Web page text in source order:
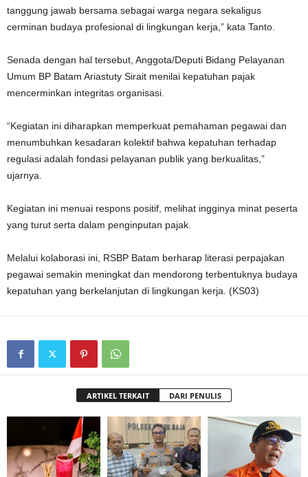
tanggung jawab bersama sebagai warga negara sekaligus
cerminan budaya profesional di lingkungan kerja,” kata Tanto.
Senada dengan hal tersebut, Anggota/Deputi Bidang Pelayanan
Umum BP Batam Ariastuty Sirait menilai kepatuhan pajak
mencerminkan integritas organisasi.
“Kegiatan ini diharapkan memperkuat pemahaman pegawai dan
menumbuhkan kesadaran kolektif bahwa kepatuhan terhadap
regulasi adalah fondasi pelayanan publik yang berkualitas,”
ujarnya.
Kegiatan ini menuai respons positif, melihat ingginya minat peserta
yang turut serta dalam penginputan pajak.
Melalui kolaborasi ini, RSBP Batam berharap literasi perpajakan
pegawai semakin meningkat dan mendorong terbentuknya budaya
kepatuhan yang berkelanjutan di lingkungan kerja. (KS03)
ARTIKEL TERKAIT DARI PENULIS